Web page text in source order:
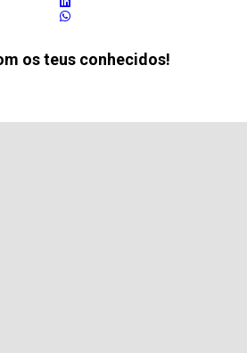
os teus conhecidos!